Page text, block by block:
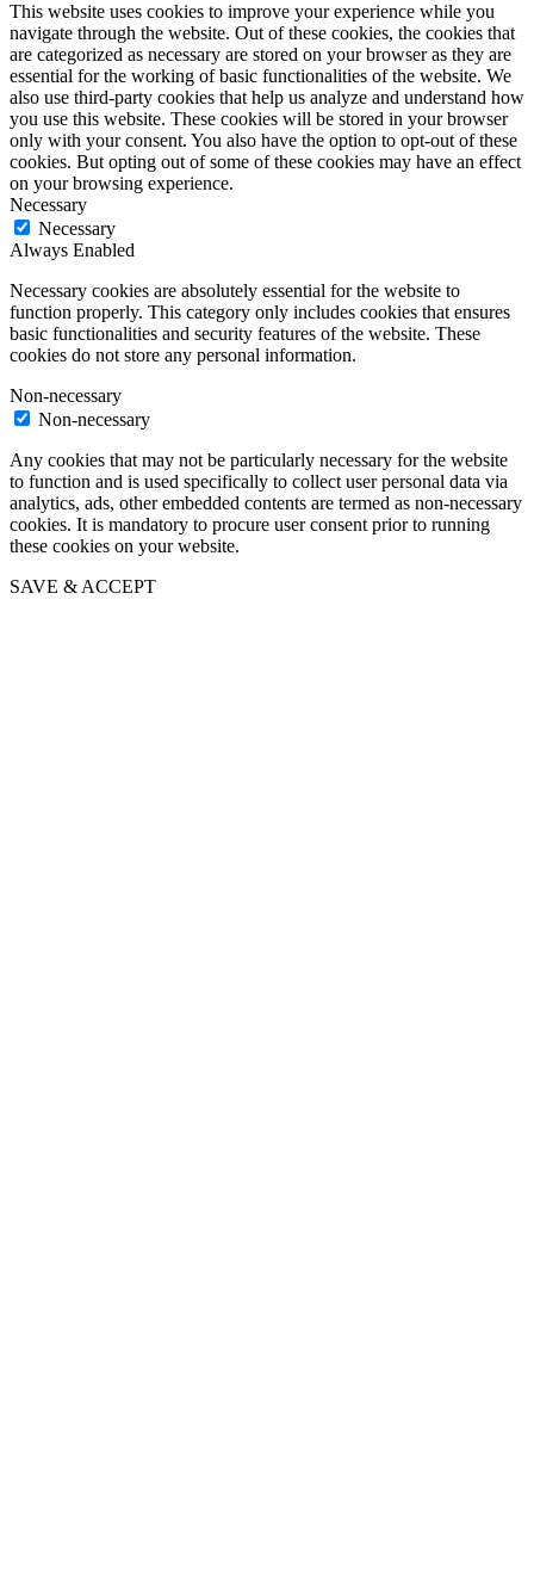
This website uses cookies to improve your experience while you
navigate through the website. Out of these cookies, the cookies that
are categorized as necessary are stored on your browser as they are
essential for the working of basic functionalities of the website. We
also use third-party cookies that help us analyze and understand how
you use this website. These cookies will be stored in your browser
only with your consent. You also have the option to opt-out of these
cookies. But opting out of some of these cookies may have an effect
on your browsing experience.
Necessary
Necessary
Always Enabled
Necessary cookies are absolutely essential for the website to
function properly. This category only includes cookies that ensures
basic functionalities and security features of the website. These
cookies do not store any personal information.
Non-necessary
Non-necessary
Any cookies that may not be particularly necessary for the website
to function and is used specifically to collect user personal data via
analytics, ads, other embedded contents are termed as non-necessary
cookies. It is mandatory to procure user consent prior to running
these cookies on your website.
SAVE & ACCEPT